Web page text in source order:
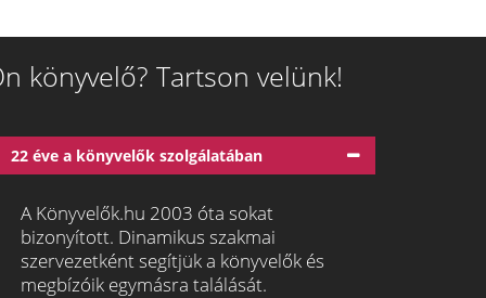
könyvelő? Tartson velünk!
22 éve a könyvelők szolgálatában
A Könyvelők.hu 2003 óta sokat
bizonyított. Dinamikus szakmai
szervezetként segítjük a könyvelők és
megbízóik egymásra találását.